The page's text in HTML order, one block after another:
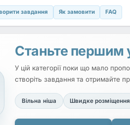
завдання Як замовити FAQ
Станьте першим у
У цій категорії поки що мало
створіть завдання та отримайте
Вільна ніша Швидке розміщення